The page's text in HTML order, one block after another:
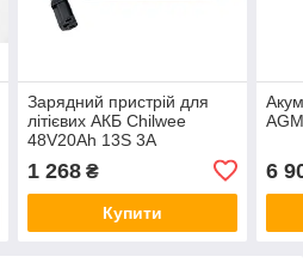
Зарядний пристрій для
літієвих АКБ Chilwee
48V20Ah 13S 3A
1 268₴
Купити
6